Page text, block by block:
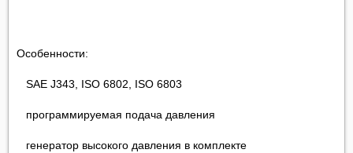
Особенности:
SAE J343, ISO 6802, ISO 6803
программируемая подача давления
генератор высокого давления в комплекте